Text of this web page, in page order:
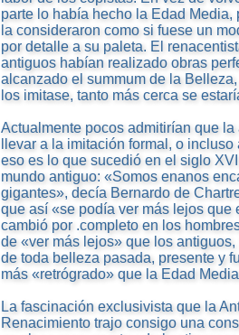
parte lo había hecho la Edad
la consideraron como si fuese un
por detalle a su paleta. El
antiguos habían realizado obras
alcanzado el summum de la
los imitase, tanto más cerca se
Actualmente pocos admitirían que
llevar a la imitación formal, o
eso es lo que sucedió en el siglo
mundo antiguo: «Somos enanos
gigantes», decía Bernardo de
que así «se podía ver más lejos que
cambió por .completo en los
de «ver más lejos» que los
de toda belleza pasada, presente y
más «retrógrado» que la Edad
La fascinación exclusivista que la
Renacimiento trajo consigo una